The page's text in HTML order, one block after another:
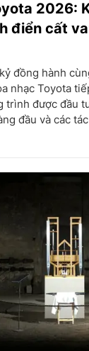
2026:
điển cất
đồng hành
nhạc Toyota
trình được đầu
đầu và các